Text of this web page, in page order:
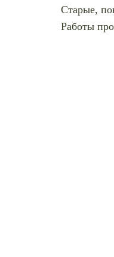
Старые,
Работы